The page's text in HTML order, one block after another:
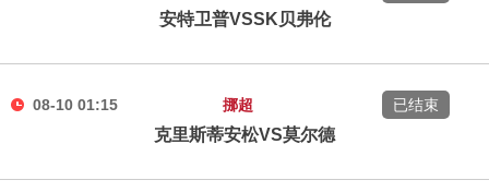
安特卫普VSSK贝弗伦
08-10 01:15 挪超
克里斯蒂安松VS莫尔德
已结束